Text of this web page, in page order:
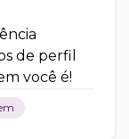
de perfil
você é!